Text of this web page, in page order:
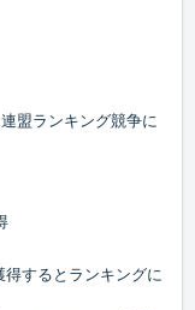
盟ランキング競争に
得するとランキングに